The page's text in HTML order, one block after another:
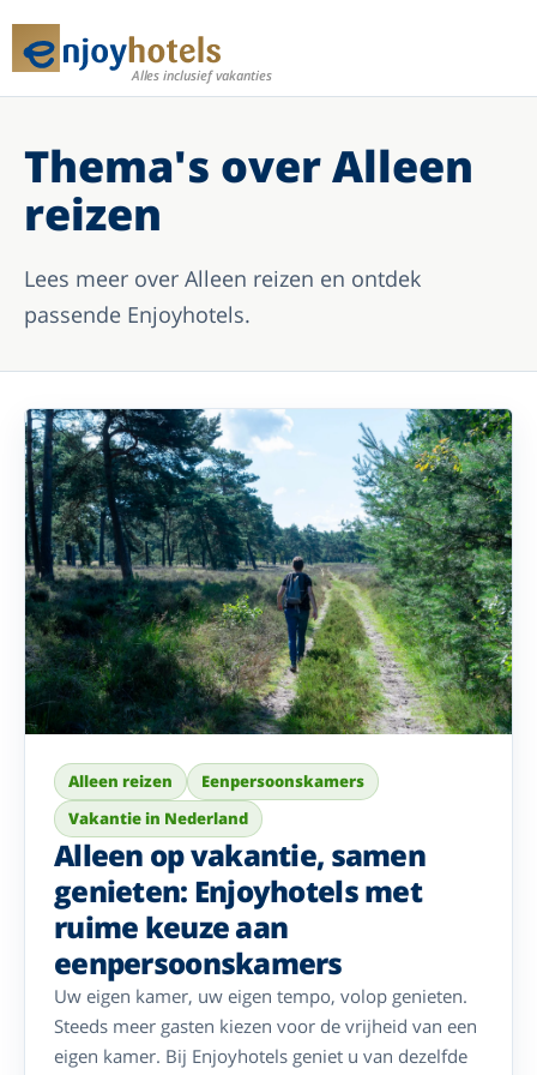
Alles inclusief vakanties
Thema's over Alleen
reizen
Lees meer over Alleen reizen en ontdek
passende Enjoyhotels.
Alleen reizen
Eenpersoonskamers
Vakantie in Nederland
Alleen op vakantie, samen
genieten: Enjoyhotels met
ruime keuze aan
eenpersoonskamers
Uw eigen kamer, uw eigen tempo, volop genieten.
Steeds meer gasten kiezen voor de vrijheid van een
eigen kamer. Bij Enjoyhotels geniet u van dezelfde